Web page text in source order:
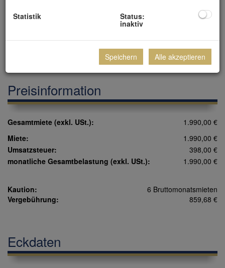
geschäftsführender Gesellschafter
+43 699 15 15 22 00
office@zellmann.at
Preisinformation
Gesamtmiete (exkl. USt.):
1.990,00 €
Miete:
1.990,00 €
Umsatzsteuer:
398,00 €
monatliche Gesamtbelastung (exkl. USt.):
1.990,00 €
Kaution:
6 Bruttomonatsmieten
Vergebührung:
859,68 €
Eckdaten
Statistik Status:
inaktiv
Speichern Alle akzeptieren